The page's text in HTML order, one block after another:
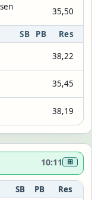
35,50
SB PB Res
38,22
35,45
38,19
10:11 ⊞
SB PB Res